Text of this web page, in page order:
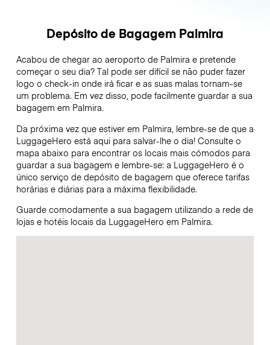
Depósito de Bagagem Palmira
Acabou de chegar ao aeroporto de Palmira e pretende
começar o seu dia? Tal pode ser difícil se não puder fazer
logo o check-in onde irá ficar e as suas malas tornam-se
um problema. Em vez disso, pode facilmente guardar a sua
bagagem em Palmira.
Da próxima vez que estiver em Palmira, lembre-se de que a
LuggageHero está aqui para salvar-lhe o dia! Consulte o
mapa abaixo para encontrar os locais mais cómodos para
guardar a sua bagagem e lembre-se: a LuggageHero é o
único serviço de depósito de bagagem que oferece tarifas
horárias e diárias para a máxima flexibilidade.
Guarde comodamente a sua bagagem utilizando a rede de
lojas e hotéis locais da LuggageHero em Palmira.